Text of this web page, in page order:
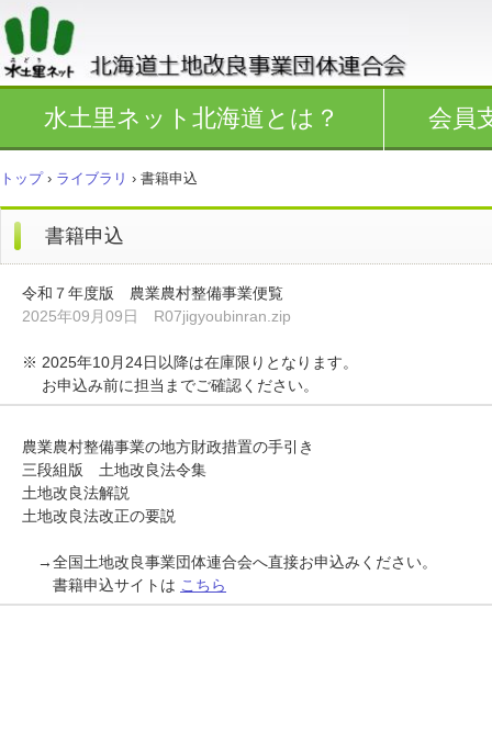
水土里ネット北海道とは？ 会員
トップ › ライブラリ › 書籍申込
書籍申込
令和７年度版 農業農村整備事業便覧
2025年09月09日 R07jigyoubinran.zip
※ 2025年10月24日以降は在庫限りとなります。
お申込み前に担当までご確認ください。
農業農村整備事業の地方財政措置の手引き
三段組版 土地改良法令集
土地改良法解説
土地改良法改正の要説
→全国土地改良事業団体連合会へ直接お申込みください。
書籍申込サイトは こちら